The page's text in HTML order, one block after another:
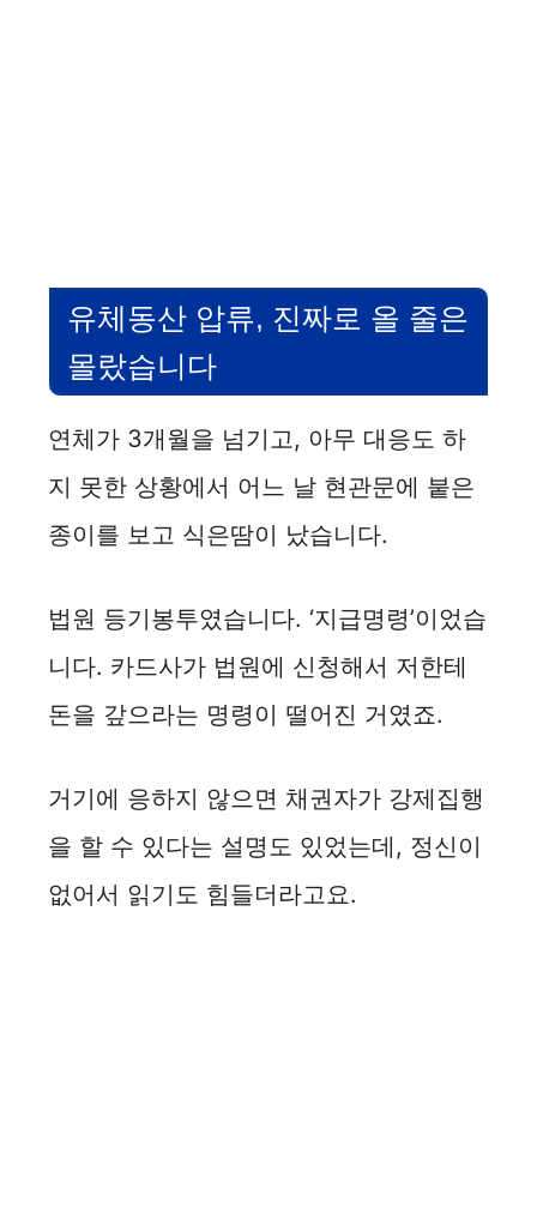
유체동산 압류, 진짜로 올 줄은
몰랐습니다
연체가 3개월을 넘기고, 아무 대응도 하
지 못한 상황에서 어느 날 현관문에 붙은
종이를 보고 식은땀이 났습니다.
법원 등기봉투였습니다. ‘지급명령’이었습
니다. 카드사가 법원에 신청해서 저한테
돈을 갚으라는 명령이 떨어진 거였죠.
거기에 응하지 않으면 채권자가 강제집행
을 할 수 있다는 설명도 있었는데, 정신이
없어서 읽기도 힘들더라고요.